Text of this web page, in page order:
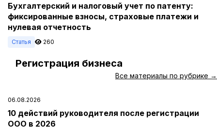
Бухгалтерский и налоговый учет по патенту:
фиксированные взносы, страховые платежи и
нулевая отчетность
Статья 260
Регистрация бизнеса
Все материалы по рубрике →
06.08.2026
10 действий руководителя после регистрации
ООО в 2026